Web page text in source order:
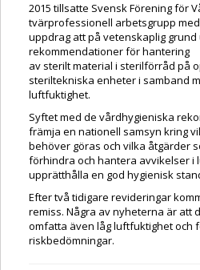
2015 tillsatte Svensk Förening för
tvärprofessionell arbetsgrupp med
uppdrag att på vetenskaplig
rekommendationer för hantering
av sterilt material i sterilförråd på
steriltekniska enheter i samband
luftfuktighet.
Syftet med de vårdhygieniska
främja en nationell samsyn kring
behöver göras och vilka åtgärder
förhindra och hantera avvikelser i
upprätthålla en god hygienisk
Efter två tidigare revideringar
remiss. Några av nyheterna är att
omfatta även låg luftfuktighet och
riskbedömningar.